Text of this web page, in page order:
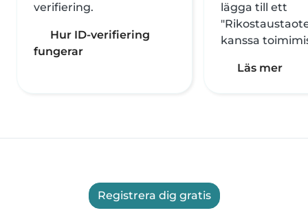
verifiering.
Hur ID-verifiering
fungerar
lägga till ett
kanssa
Läs mer
Registrera dig gratis